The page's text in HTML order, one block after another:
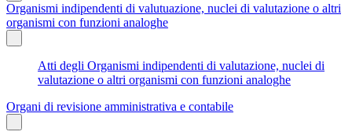
Organismi indipendenti di valutuazione, nuclei di valutazione o altri
organismi con funzioni analoghe
Atti degli Organismi indipendenti di valutazione, nuclei di
valutazione o altri organismi con funzioni analoghe
Organi di revisione amministrativa e contabile